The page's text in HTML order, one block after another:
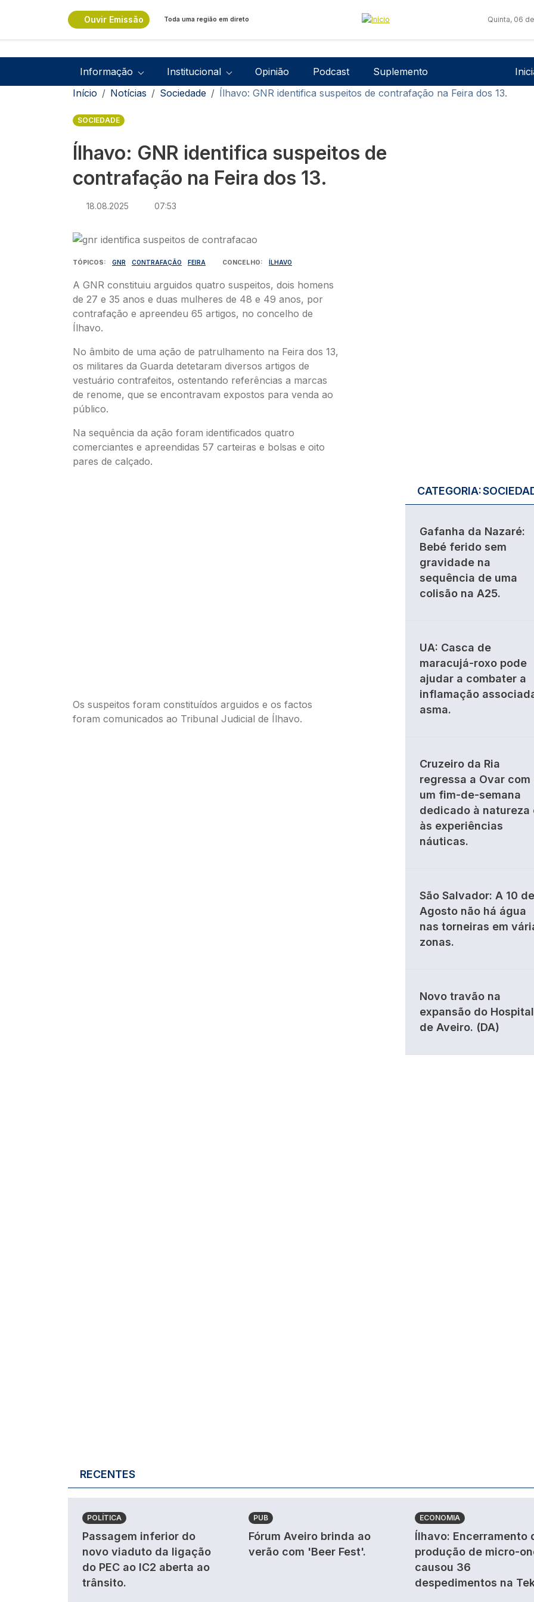
Ouvir Emissão Toda uma região em direto Quinta, 06
Navegação principal
Informação Institucional Opinião Podcast Suplemento
Navegação estrutural
Início Notícias Sociedade Ílhavo: GNR identifica suspeitos de contrafação na Feira dos 13.
SOCIEDADE
Ílhavo: GNR identifica suspeitos de
contrafação na Feira dos 13.
18.08.2025 07:53
Imagem
TÓPICOS GNR CONTRAFAÇÃO FEIRA CONCELHO ÍLHAVO
A GNR constituiu arguidos quatro suspeitos, dois homens
de 27 e 35 anos e duas mulheres de 48 e 49 anos, por
contrafação e apreendeu 65 artigos, no concelho de
Ílhavo.
No âmbito de uma ação de patrulhamento na Feira dos 13,
os militares da Guarda detetaram diversos artigos de
vestuário contrafeitos, ostentando referências a marcas
de renome, que se encontravam expostos para venda ao
público.
Na sequência da ação foram identificados quatro
comerciantes e apreendidas 57 carteiras e bolsas e oito
pares de calçado.
Os suspeitos foram constituídos arguidos e os factos
foram comunicados ao Tribunal Judicial de Ílhavo.
CATEGORIA:
Gafanha da Nazaré:
Bebé ferido sem
gravidade na
sequência de uma
colisão na A25.
UA: Casca de
maracujá-roxo pode
ajudar a combater a
inflamação
asma.
Cruzeiro da Ria
regressa a Ovar com
um fim-de-semana
dedicado à natureza
às experiências
náuticas.
São Salvador: A 10 de
Agosto não há água
nas torneiras em
zonas.
Novo travão na
expansão do Hospital
de Aveiro. (DA)
RECENTES
POLÍTICA
Passagem inferior do
novo viaduto da ligação
do PEC ao IC2 aberta ao
trânsito.
PUB
Fórum Aveiro brinda ao
verão com 'Beer Fest'.
ECONOMIA
Ílhavo: Encerramento
produção de micro-
causou 36
despedimentos na